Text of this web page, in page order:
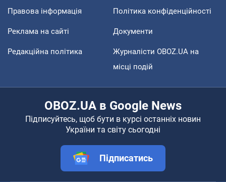
Правова інформація Політика конфіденційності
Реклама на сайті Документи
Редакційна політика
Журналісти OBOZ.UA на
місці подій
OBOZ.UA в Google News
Підписуйтесь, щоб бути в курсі останніх новин
України та світу сьогодні
Підписатись